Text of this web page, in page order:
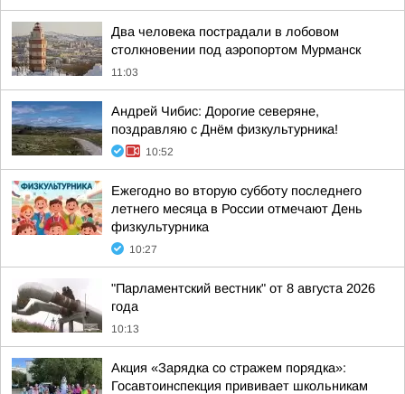
Два человека пострадали в лобовом
столкновении под аэропортом Мурманск
11:03
Андрей Чибис: Дорогие северяне,
поздравляю с Днём физкультурника!
10:52
Ежегодно во вторую субботу последнего
летнего месяца в России отмечают День
физкультурника
10:27
"Парламентский вестник" от 8 августа 2026
года
10:13
Акция «Зарядка со стражем порядка»:
Госавтоинспекция прививает школьникам